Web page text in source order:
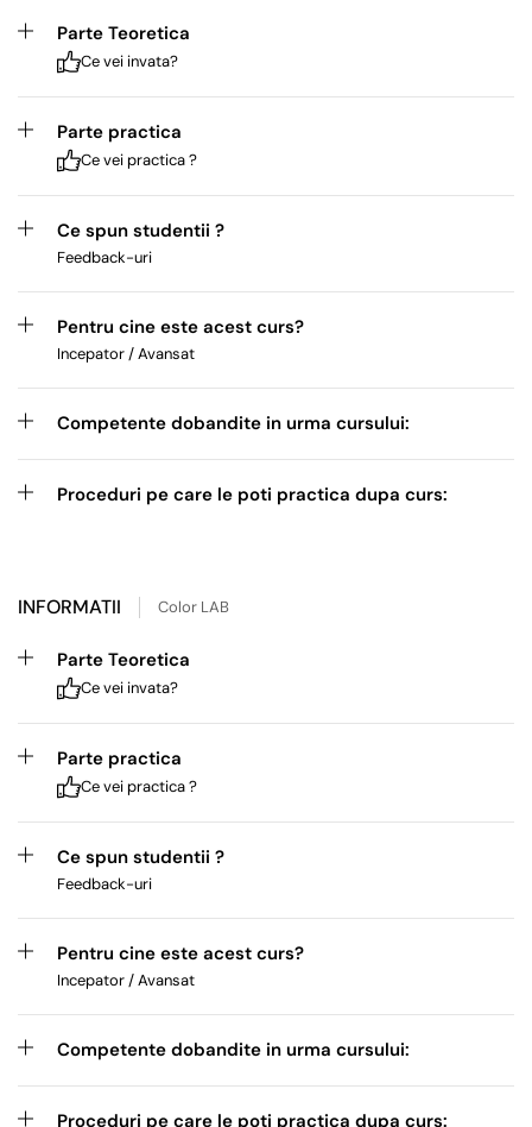
Parte Teoretica
Ce vei invata?
Parte practica
Ce vei practica ?
Ce spun studentii ?
Feedback-uri
Pentru cine este acest curs?
Incepator / Avansat
Competente dobandite in urma cursului:
Proceduri pe care le poti practica dupa curs:
INFORMATII Color LAB
Parte Teoretica
Ce vei invata?
Parte practica
Ce vei practica ?
Ce spun studentii ?
Feedback-uri
Pentru cine este acest curs?
Incepator / Avansat
Competente dobandite in urma cursului:
Proceduri pe care le poti practica dupa curs: